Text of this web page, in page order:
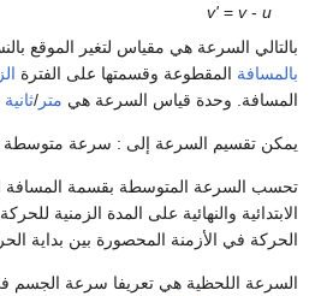
v'= v- u
بالتالي السرعة هي مقياس لتغير الموقع
بالمسافة المقطوعة وقسمتها على الفترة
المسافة. وحدة قياس السرعة هي متر /ثانية
يمكن تقسيم السرعة إلى : سرعة
تحسب السرعة المتوسطة بقسمة المسافة
الابتدائية والنهائية على المدة الزمنية
الحركة في الأزمنة المحصورة بين بداية
السرعة اللحظية هي تعريفا سرعة الجسم